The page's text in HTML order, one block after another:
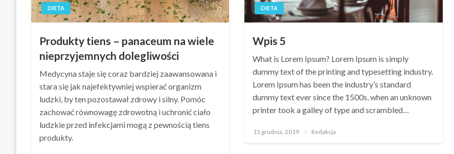
DIETA
Produkty tiens – panaceum na wiele
nieprzyjemnych dolegliwości
Medycyna staje się coraz bardziej zaawansowana i
stara się jak najefektywniej wspierać organizm
ludzki, by ten pozostawał zdrowy i silny. Pomóc
zachować równowagę zdrowotną i uchronić ciało
ludzkie przed infekcjami mogą z pewnością tiens
produkty.
DIETA
Wpis 5
What is Lorem Ipsum? Lorem Ipsum is simply
dummy text of the printing and typesetting industry.
Lorem Ipsum has been the industry’s standard
dummy text ever since the 1500s, when an unknown
printer took a galley of type and scrambled…
Opublikowane
15 grudnia, 2019 Redakcja